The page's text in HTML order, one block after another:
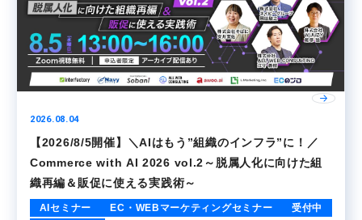
2026.08.04
【2026/8/5開催】＼AIはもう”組織のインフラ”に！／
Commerce with AI 2026 vol.2～脱属人化に向けた組
織再編＆販促に使える実践術～
AIセミナー EC・WEBマーケティングセミナー
受付中